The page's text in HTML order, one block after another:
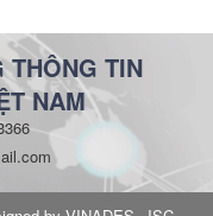
THÔNG TIN
NAM